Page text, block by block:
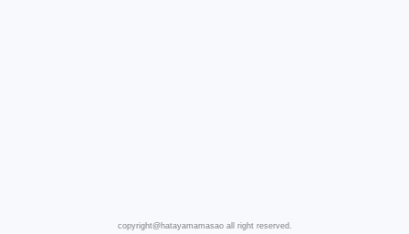
copyright@hatayamamasao all right reserved.